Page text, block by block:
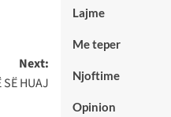
Next:
SË HUAJ
Lajme
Me teper
Njoftime
Opinion